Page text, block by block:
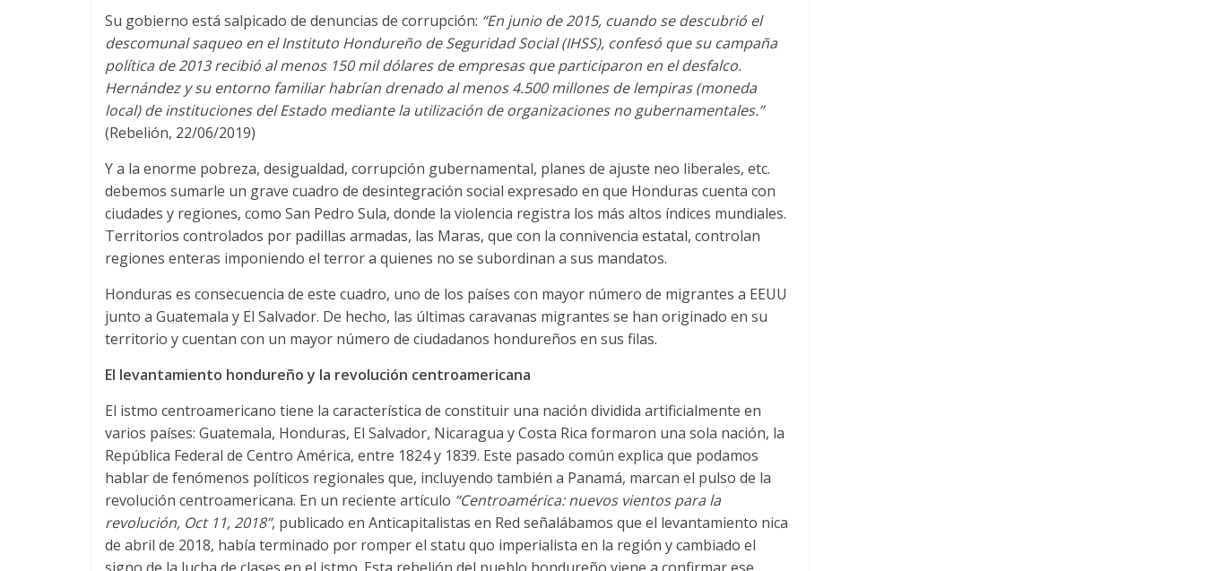
Su gobierno está salpicado de denuncias de corrupción: “En junio de 2015, cuando se descubrió el
descomunal saqueo en el Instituto Hondureño de Seguridad Social (IHSS), confesó que su campaña
política de 2013 recibió al menos 150 mil dólares de empresas que participaron en el desfalco.
Hernández y su entorno familiar habrían drenado al menos 4.500 millones de lempiras (moneda
local) de instituciones del Estado mediante la utilización de organizaciones no gubernamentales.”
(Rebelión, 22/06/2019)
Y a la enorme pobreza, desigualdad, corrupción gubernamental, planes de ajuste neo liberales, etc.
debemos sumarle un grave cuadro de desintegración social expresado en que Honduras cuenta con
ciudades y regiones, como San Pedro Sula, donde la violencia registra los más altos índices mundiales.
Territorios controlados por padillas armadas, las Maras, que con la connivencia estatal, controlan
regiones enteras imponiendo el terror a quienes no se subordinan a sus mandatos.
Honduras es consecuencia de este cuadro, uno de los países con mayor número de migrantes a EEUU
junto a Guatemala y El Salvador. De hecho, las últimas caravanas migrantes se han originado en su
territorio y cuentan con un mayor número de ciudadanos hondureños en sus filas.
El levantamiento hondureño y la revolución centroamericana
El istmo centroamericano tiene la característica de constituir una nación dividida artificialmente en
varios países: Guatemala, Honduras, El Salvador, Nicaragua y Costa Rica formaron una sola nación, la
República Federal de Centro América, entre 1824 y 1839. Este pasado común explica que podamos
hablar de fenómenos políticos regionales que, incluyendo también a Panamá, marcan el pulso de la
revolución centroamericana. En un reciente artículo “Centroamérica: nuevos vientos para la
revolución, Oct 11, 2018”, publicado en Anticapitalistas en Red señalábamos que el levantamiento nica
de abril de 2018, había terminado por romper el statu quo imperialista en la región y cambiado el